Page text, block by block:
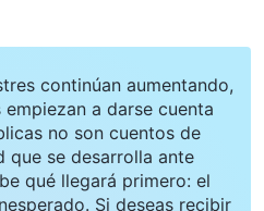
continúan aumentando,
a darse cuenta
no son cuentos de
que se desarrolla ante
qué llegará primero: el
Si deseas recibir